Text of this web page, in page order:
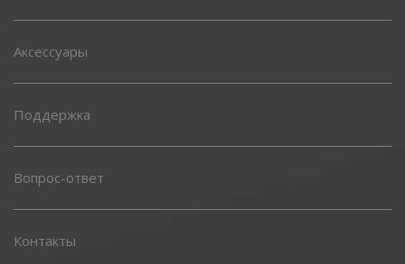
Аксессуары
Поддержка
Вопрос-ответ
Контакты